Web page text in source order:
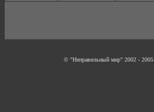
© "Неправильный мир" 2002 - 2005